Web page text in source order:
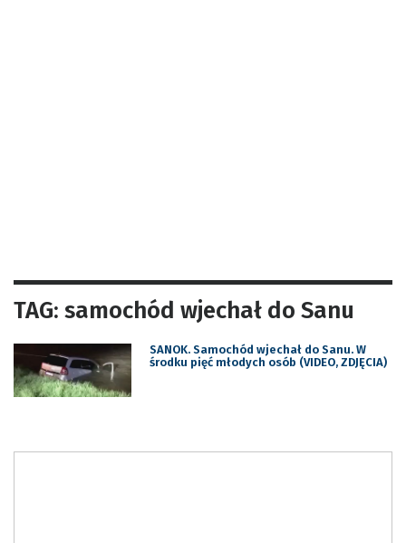
TAG: samochód wjechał do Sanu
SANOK. Samochód wjechał do Sanu. W
środku pięć młodych osób (VIDEO, ZDJĘCIA)